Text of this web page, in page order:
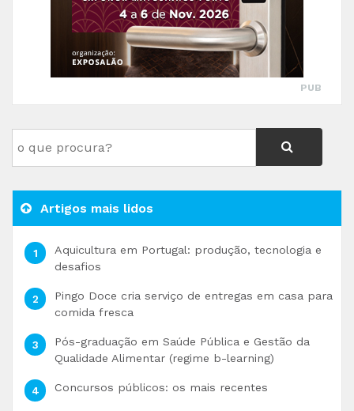
PUB
Artigos mais lidos
Aquicultura em Portugal: produção, tecnologia e
desafios
Pingo Doce cria serviço de entregas em casa para
comida fresca
Pós-graduação em Saúde Pública e Gestão da
Qualidade Alimentar (regime b-learning)
Concursos públicos: os mais recentes